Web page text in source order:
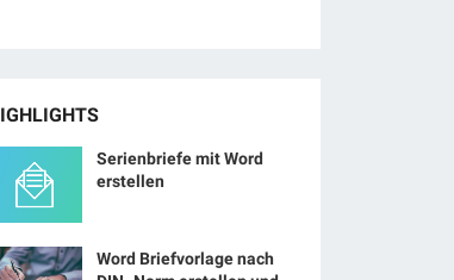
Serienbriefe mit Word
erstellen
Word Briefvorlage nach